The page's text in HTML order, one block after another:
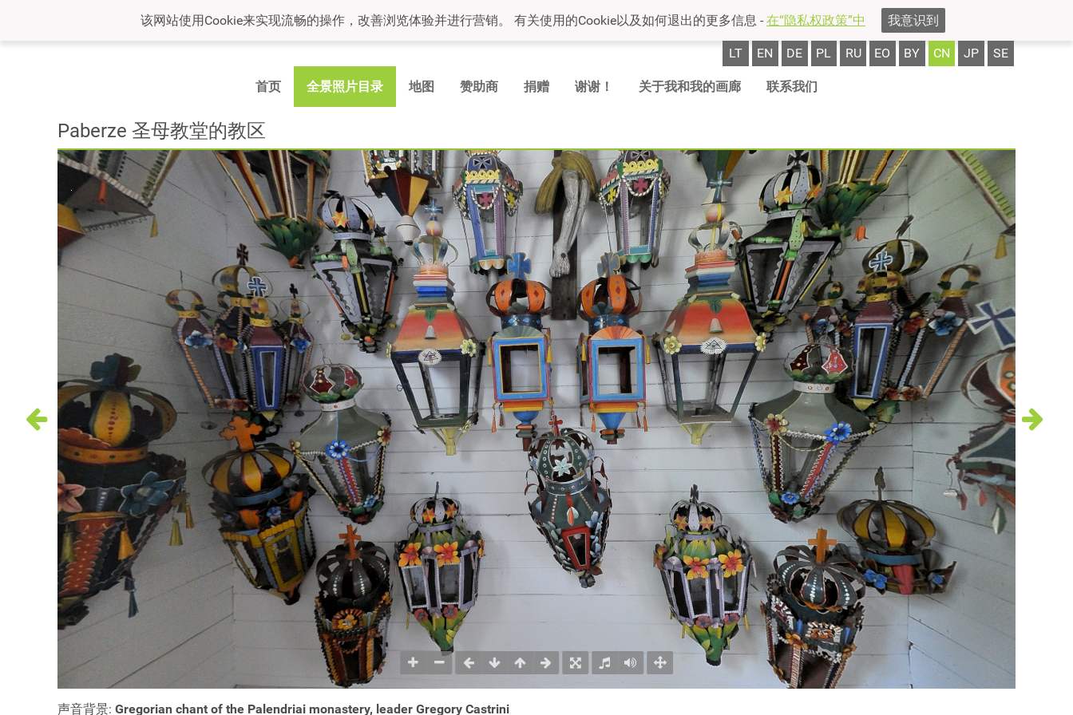
该网站使用Cookie来实现流畅的操作，改善浏览体验并进行营销。 有关使用的Cookie以及如何退出的更多信息 - 在“隐私权政策”中 我意识到
LT EN DE PL RU EO BY CN JP SE
首页 全景照片目录 地图 赞助商 捐赠 谢谢！ 关于我和我的画廊 联系我们
Paberze 圣母教堂的教区
声音背景: Gregorian chant of the Palendriai monastery, leader Gregory Castrini